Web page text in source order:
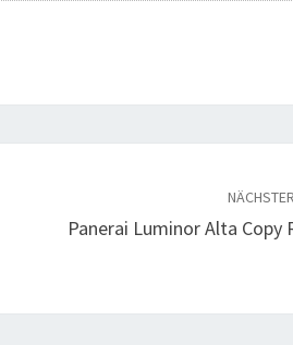
NÄCHSTER
Panerai Luminor Alta Copy